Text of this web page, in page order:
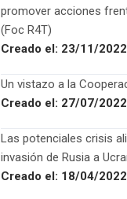
promover acciones
(Foc R4T)
Creado el: 23/11/2022
Un vistazo a la
Creado el: 27/07/2022
Las potenciales crisis
invasión de Rusia a
Creado el: 18/04/2022